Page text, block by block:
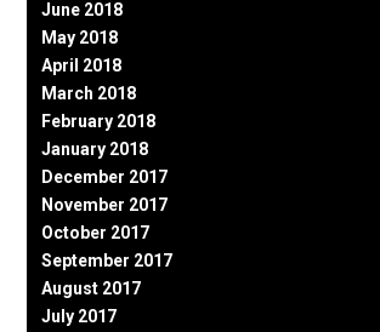
June 2018
May 2018
April 2018
March 2018
February 2018
January 2018
December 2017
November 2017
October 2017
September 2017
August 2017
July 2017